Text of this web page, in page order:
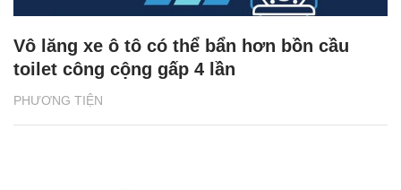
PHƯƠNG TIỆN
Vô lăng xe ô tô có thể bẩn hơn bồn cầu
toilet công cộng gấp 4 lần